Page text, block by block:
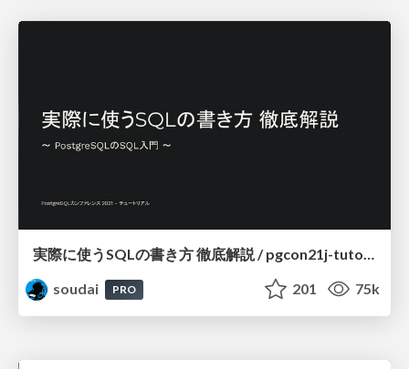
実際に使うSQLの書き方 徹底解説 / pgcon21j-tutorial
soudai
PRO 201 75k